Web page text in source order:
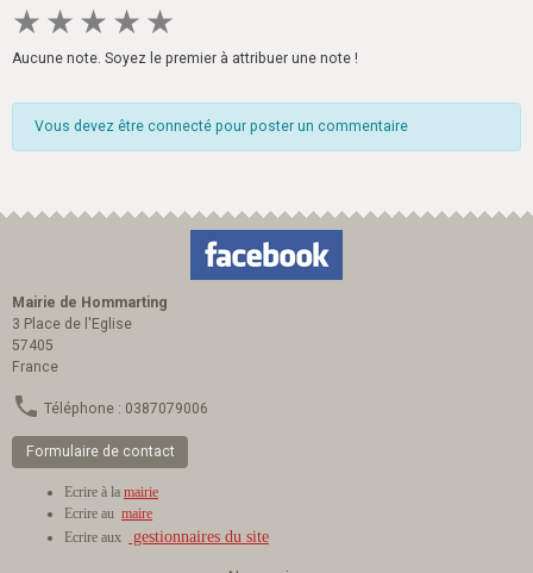
★ ★ ★ ★ ★
Aucune note. Soyez le premier à attribuer une note !
Vous devez être connecté pour poster un commentaire
Mairie de Hommarting
3 Place de l'Eglise
57405
France
Téléphone : 0387079006
Formulaire de contact
Ecrire à la mairie
Ecrire au maire
Ecrire aux
gestionnaires du site